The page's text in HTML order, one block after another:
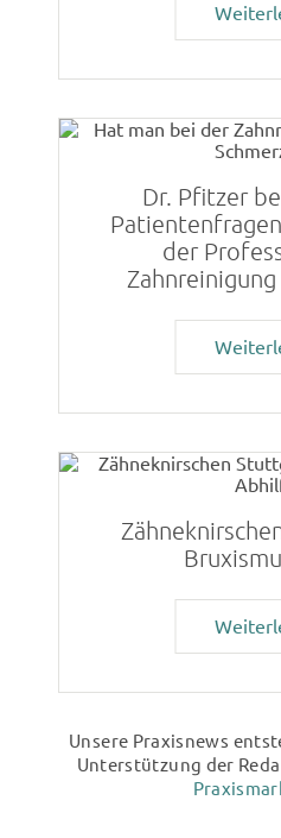
Dr. Pfitzer
der
Zahnreinigung
Unsere Praxisnews
Unterstützung der